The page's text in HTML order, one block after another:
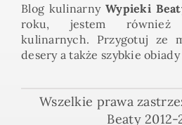
Blog kulinarny Wypieki
roku, jestem również
kulinarnych. Przygotuj ze
desery a także szybkie
Wszelkie prawa
Beaty 2012-